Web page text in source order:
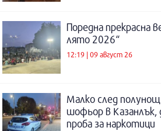
Поредна прекрасна
лято 2026“
12:19 | 09 август 26
Малко след полунощ
шофьор в Казанлък,
проба за наркотици